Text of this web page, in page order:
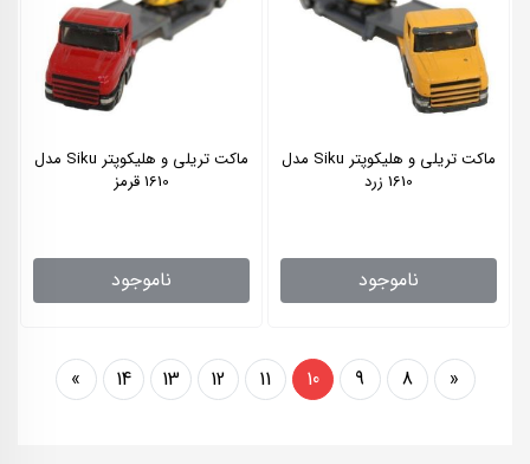
ماکت تریلی و هلیکوپتر Siku مدل
1610 زرد
ناموجود
ماکت تریلی و هلیکوپتر Siku مدل
1610 قرمز
ناموجود
«
8
9
10
11
12
13
14
»